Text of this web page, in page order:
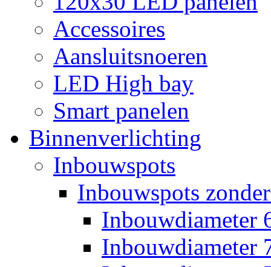
Accessoires
Aansluitsnoeren
LED High bay
Smart panelen
Binnenverlichting
Inbouwspots
Inbouwspots
Inbouwdiameter
Inbouwdiameter